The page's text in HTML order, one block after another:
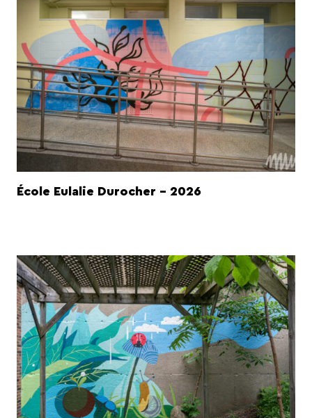
École Eulalie Durocher - 2026